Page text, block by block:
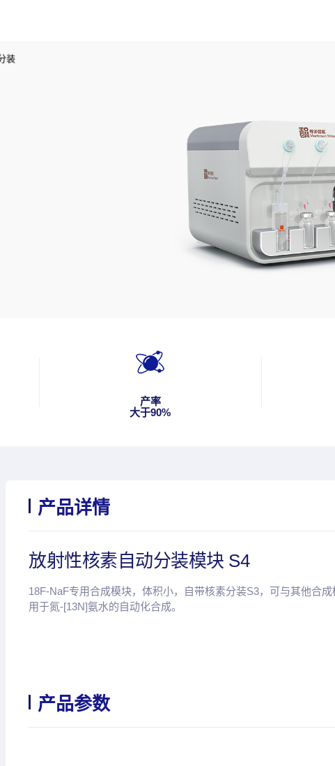
装
产率
大于90%
产品详情
放射性核素自动分装模块 S4
18F-NaF专用合成模块，体积小，自带核素分装S3，可与其他合
用于氮-[13N]氨水的自动化合成。
产品参数